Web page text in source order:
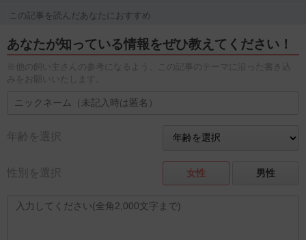
この記事を読んだあなたにおすすめ
あなたが知っている情報をぜひ教えてください！
※他の飼い主さんの参考になるよう、この記事のテーマに沿った書き込
みをお願いいたします。
年齢を選択
性別を選択 女性 男性